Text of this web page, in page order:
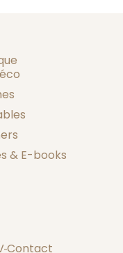
& E-books
Contact